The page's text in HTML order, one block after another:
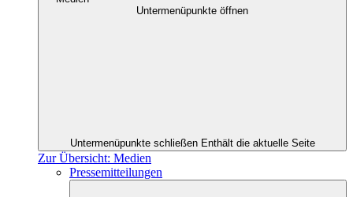
Untermenüpunkte öffnen
Untermenüpunkte schließen Enthält die aktuelle Seite
Zur Übersicht: Medien
Pressemitteilungen